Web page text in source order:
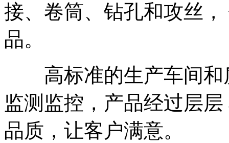
接、卷筒、钻孔和攻丝
品。
高标准的生产车间和
监测监控，产品经过层
品质，让客户满意。